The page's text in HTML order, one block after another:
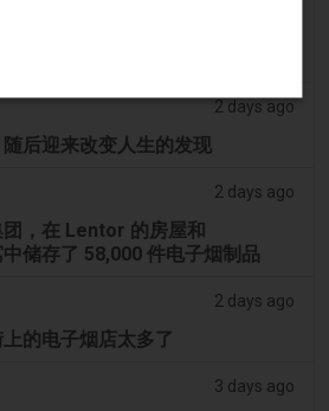
2 days ago
后迎来改变人生的发现
2 days ago
，在 Lentor 的房屋和
储存了 58,000 件电子烟制品
2 days ago
的电子烟店太多了
3 days ago